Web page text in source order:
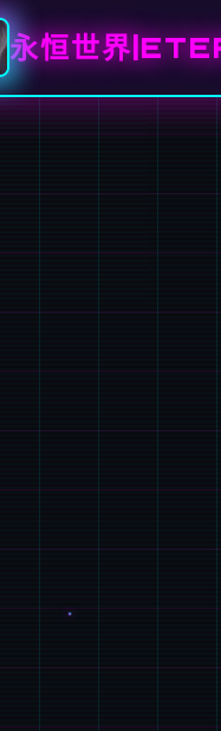
永恒世界